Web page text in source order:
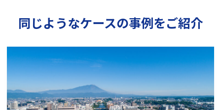
同じようなケースの事例をご紹介